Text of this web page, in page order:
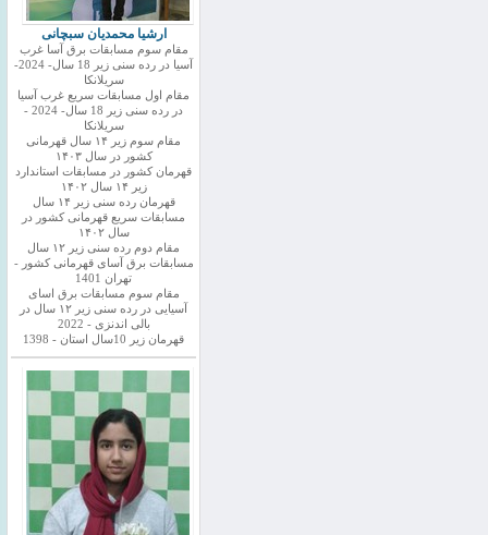
ارشیا محمدیان سبچانی
مقام سوم مسابقات برق آسا غرب
آسیا در رده سنی زیر 18 سال- 2024-
سریلانکا
مقام اول مسابقات سریع غرب آسیا
در رده سنی زیر 18 سال- 2024 -
سریلانکا
مقام سوم زیر ۱۴ سال قهرمانی
کشور در سال ۱۴۰۳
قهرمان کشور در مسابقات استاندارد
زیر ۱۴ سال ۱۴۰۲
قهرمان رده سنی زیر ۱۴ سال
مسابقات سریع قهرمانی کشور در
سال ۱۴۰۲
مقام دوم رده سنی زیر ۱۲ سال
مسابقات برق آسای قهرمانی کشور -
تهران 1401
مقام سوم مسابقات برق اسای
آسیایی در رده سنی زیر ۱۲ سال در
بالی اندنزی - 2022
قهرمان زیر 10سال استان - 1398